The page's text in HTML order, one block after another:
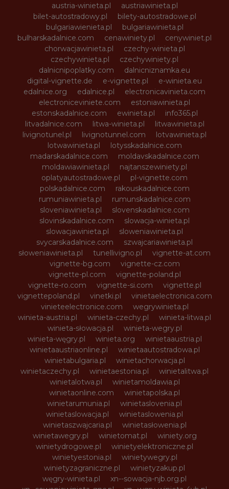
austria-winieta.pl
austriawinieta.pl
bilet-autostradowy.pl
bilety-autostradowe.pl
bulgariawienieta.pl
bulgariawinieta.pl
bulharskadalnice.com
cenawiniety.pl
cenywiniet.pl
chorwacjawinieta.pl
czechy-winieta.pl
czechywinieta.pl
czechywiniety.pl
dalnicnipoplatky.com
dalnicniznamka.eu
digital-vignette.de
e-vignette.pl
e-winieta.eu
edalnice.org
edalnice.pl
electronicavinieta.com
electroniceviniete.com
estoniawinieta.pl
estonskadalnice.com
ewinieta.pl
info365.pl
litvadalnice.com
litwa-winieta.pl
litwawinieta.pl
livignotunel.pl
livignotunnel.com
lotvawinieta.pl
lotwawinieta.pl
lotysskadalnice.com
madarskadalnice.com
moldavskadalnice.com
moldawiawinieta.pl
najtanszewiniety.pl
oplatyautostradowe.pl
pl-vignette.com
polskadalnice.com
rakouskadalnice.com
rumuniawinieta.pl
rumunskadalnice.com
sloveniawinieta.pl
slovenskadalnice.com
slovinskadalnice.com
slowacja-winieta.pl
slowacjawinieta.pl
sloweniawinieta.pl
svycarskadalnice.com
szwajcariawinieta.pl
słoweniawinieta.pl
tunellivigno.pl
vignette-at.com
vignette-bg.com
vignette-cz.com
vignette-pl.com
vignette-poland.pl
vignette-ro.com
vignette-si.com
vignette.pl
vignettepoland.pl
vinetki.pl
vinietaelectronica.com
vinieteelectronice.com
wegrywinieta.pl
winieta-austria.pl
winieta-czechy.pl
winieta-litwa.pl
winieta-słowacja.pl
winieta-wegry.pl
winieta-węgry.pl
winieta.org
winietaaustria.pl
winietaaustriaonline.pl
winietaautostradowa.pl
winietabulgaria.pl
winietachorwacja.pl
winietaczechy.pl
winietaestonia.pl
winietalitwa.pl
winietalotwa.pl
winietamoldawia.pl
winietaonline.com
winietapolska.pl
winietarumunia.pl
winietaslovenia.pl
winietaslowacja.pl
winietaslowenia.pl
winietaszwajcaria.pl
winietasłowenia.pl
winietawegry.pl
winietomat.pl
winiety.org
winietydrogowe.pl
winietyelektroniczne.pl
winietyestonia.pl
winietywegry.pl
winietyzagraniczne.pl
winietyzakup.pl
węgry-winieta.pl
xn--sowacja-njb.org.pl